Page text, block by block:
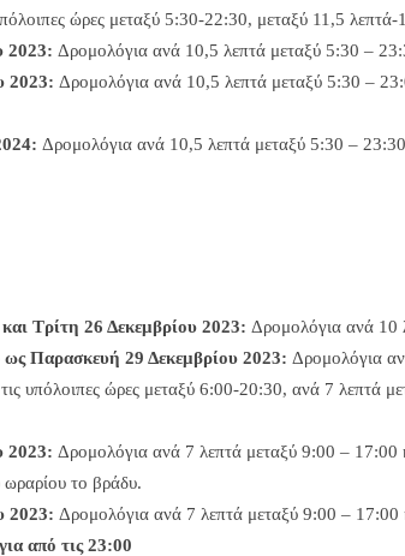
ώρες μεταξύ 5:30-22:30, μεταξύ 11,5 λεπτά-
2023: Δρομολόγια ανά 10,5 λεπτά μεταξύ 5:30 –
2023: Δρομολόγια ανά 10,5 λεπτά μεταξύ 5:30 –
Δρομολόγια ανά 10,5 λεπτά μεταξύ 5:30 –
Τρίτη 26 Δεκεμβρίου 2023: Δρομολόγια ανά 10
ως Παρασκευή 29 Δεκεμβρίου 2023: Δρομολόγια
υπόλοιπες ώρες μεταξύ 6:00-20:30, ανά 7 λεπτά
2023: Δρομολόγια ανά 7 λεπτά μεταξύ 9:00 – 17:00
το βράδυ.
2023: Δρομολόγια ανά 7 λεπτά μεταξύ 9:00 – 17:00
από τις 23:00